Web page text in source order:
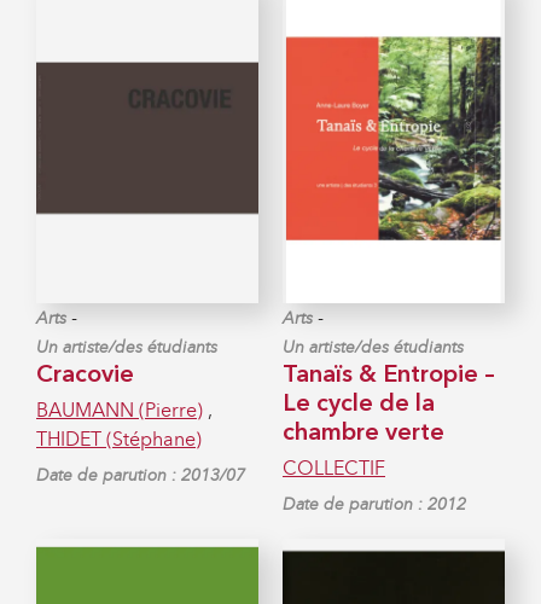
Arts -
Un artiste/des étudiants
Cracovie
BAUMANN (Pierre) ,
THIDET (Stéphane)
Date de parution : 2013/07
Arts -
Un artiste/des étudiants
Tanaïs & Entropie –
Le cycle de la
chambre verte
COLLECTIF
Date de parution : 2012